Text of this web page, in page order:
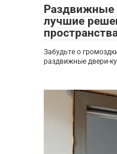
Раздвижные
лучшие
Забудьте о
раздвижные двери-